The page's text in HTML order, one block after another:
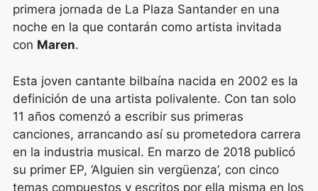
primera jornada de La Plaza Santander en una
noche en la que contarán como artista invitada
con Maren.
Esta joven cantante bilbaína nacida en 2002 es la
definición de una artista polivalente. Con tan solo
11 años comenzó a escribir sus primeras
canciones, arrancando así su prometedora carrera
en la industria musical. En marzo de 2018 publicó
su primer EP, ‘Alguien sin vergüenza’, con cinco
temas compuestos y escritos por ella misma en los